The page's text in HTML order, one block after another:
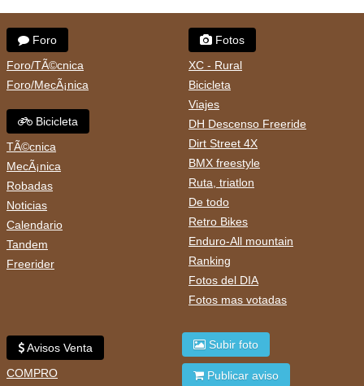
Foro
Foro/TÃ©cnica
Foro/MecÃ¡nica
Bicicleta
TÃ©cnica
MecÃ¡nica
Robadas
Noticias
Calendario
Tandem
Freerider
Fotos
XC - Rural
Bicicleta
Viajes
DH Descenso Freeride
Dirt Street 4X
BMX freestyle
Ruta, triatlon
De todo
Retro Bikes
Enduro-All mountain
Ranking
Fotos del DIA
Fotos mas votadas
Avisos Venta
COMPRO
Subir foto
Publicar aviso